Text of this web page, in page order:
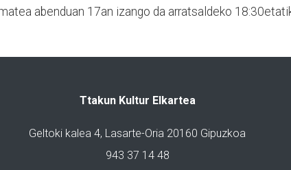
abenduan 17an izango da arratsaldeko
Ttakun Kultur Elkartea
Geltoki kalea 4, Lasarte-Oria 20160 Gipuzkoa
943 37 14 48